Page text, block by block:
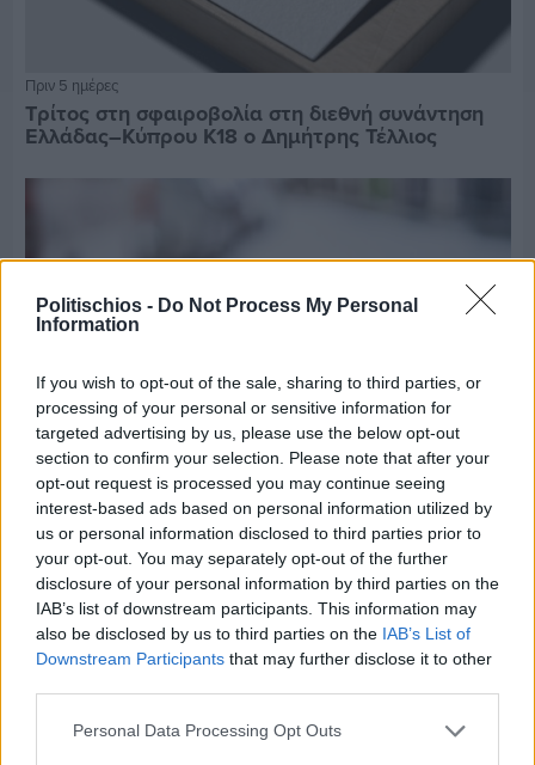
Politischios - Do Not Process My Personal
Information
If you wish to opt-out of the sale, sharing to third parties, or
processing of your personal or sensitive information for
targeted advertising by us, please use the below opt-out
section to confirm your selection. Please note that after your
opt-out request is processed you may continue seeing
interest-based ads based on personal information utilized by
us or personal information disclosed to third parties prior to
your opt-out. You may separately opt-out of the further
disclosure of your personal information by third parties on the
IAB’s list of downstream participants. This information may
also be disclosed by us to third parties on the IAB’s List of
Downstream Participants that may further disclose it to other
Personal Data Processing Opt Outs
Πριν 5 ημέρες
Τρίτος στη σφαιροβολία στη διεθνή συνάντηση
Ελλάδας–Κύπρου Κ18 ο Δημήτρης Τέλλιος
Πριν 5 ημέρες
Εργασίες ασφαλτόστρωσης σε τρεις οδούς του
Βαρβασίου